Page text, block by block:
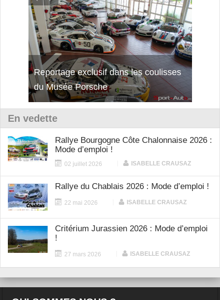
Découverte de la nouvelle Ferrari
12Cilindri Manuale
En vedette
Rallye Bourgogne Côte Chalonnaise 2026 :
Mode d’emploi !
02 juillet 2026 ISABELLE CRAUSAZ
Rallye du Chablais 2026 : Mode d’emploi !
22 mai 2026 ISABELLE CRAUSAZ
Critérium Jurassien 2026 : Mode d’emploi
!
27 mars 2026 ISABELLE CRAUSAZ